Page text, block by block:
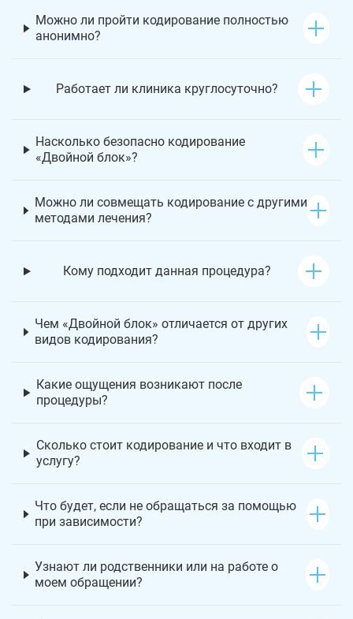
Можно ли пройти кодирование полностью
анонимно?
Работает ли клиника круглосуточно?
Насколько безопасно кодирование
«Двойной блок»?
Можно ли совмещать кодирование с другими
методами лечения?
Кому подходит данная процедура?
Чем «Двойной блок» отличается от других
видов кодирования?
Какие ощущения возникают после
процедуры?
Сколько стоит кодирование и что входит в
услугу?
Что будет, если не обращаться за помощью
при зависимости?
Узнают ли родственники или на работе о
моем обращении?